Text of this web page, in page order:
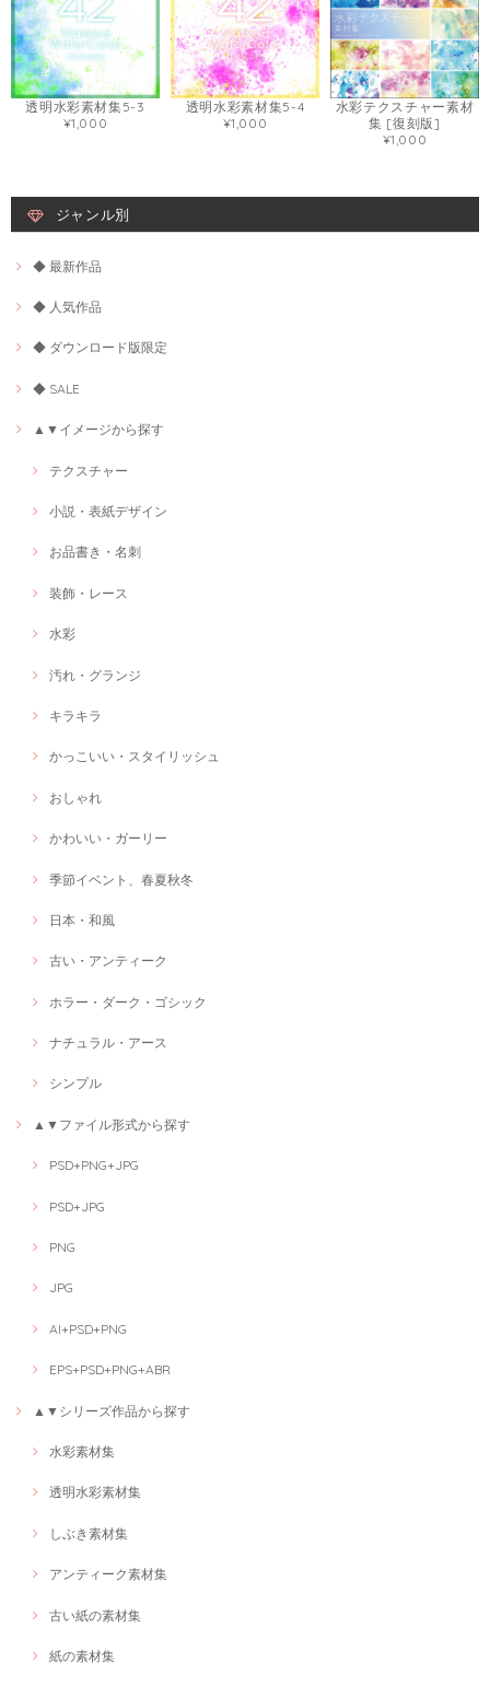
透明水彩素材集5-3
¥1,000
透明水彩素材集5-4
¥1,000
水彩テクスチャー素材
集 [復刻版]
¥1,000
ジャンル別
◆ 最新作品
◆ 人気作品
◆ ダウンロード版限定
◆ SALE
▲▼イメージから探す
テクスチャー
小説・表紙デザイン
お品書き・名刺
装飾・レース
水彩
汚れ・グランジ
キラキラ
かっこいい・スタイリッシュ
おしゃれ
かわいい・ガーリー
季節イベント、春夏秋冬
日本・和風
古い・アンティーク
ホラー・ダーク・ゴシック
ナチュラル・アース
シンプル
▲▼ファイル形式から探す
PSD+PNG+JPG
PSD+JPG
PNG
JPG
AI+PSD+PNG
EPS+PSD+PNG+ABR
▲▼シリーズ作品から探す
水彩素材集
透明水彩素材集
しぶき素材集
アンティーク素材集
古い紙の素材集
紙の素材集